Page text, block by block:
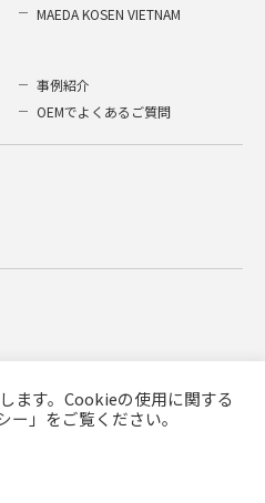
MAEDA KOSEN VIETNAM
事例紹介
OEMでよくあるご質問
プライバシーポリシー
Ltd. All rights reserved.
ます。Cookieの使用に関する
ー 」をご覧ください。